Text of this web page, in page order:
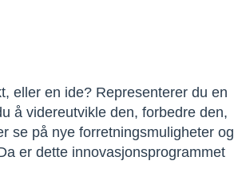
eller en ide? Representerer du en
å videreutvikle den, forbedre den,
se på nye forretningsmuligheter og
er dette innovasjonsprogrammet